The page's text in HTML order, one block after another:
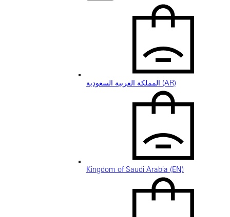
المملكة العربية السعودية (AR)
Kingdom of Saudi Arabia (EN)